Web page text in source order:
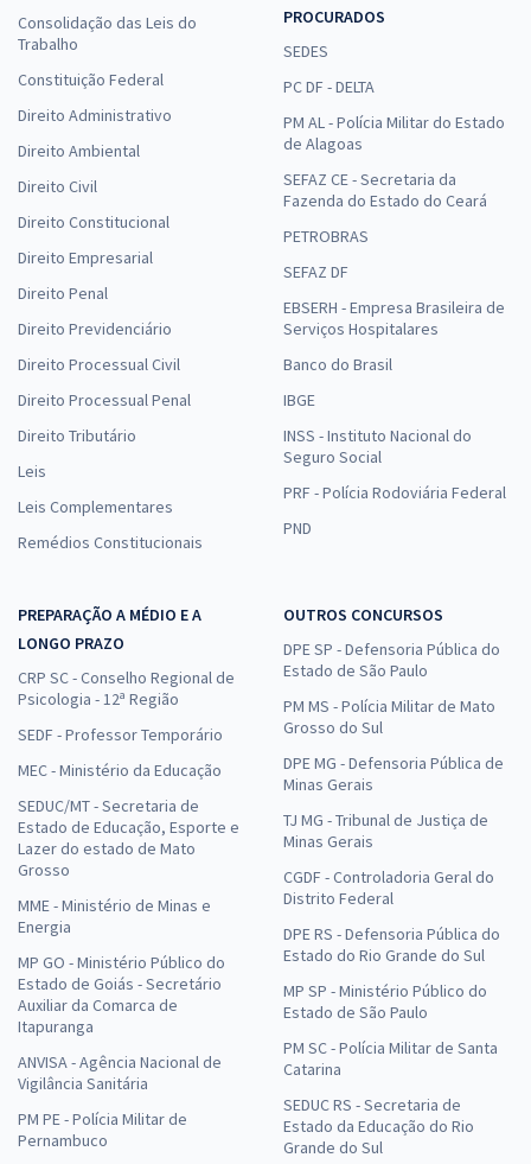
Consolidação das Leis do
Trabalho
Constituição Federal
Direito Administrativo
Direito Ambiental
Direito Civil
Direito Constitucional
Direito Empresarial
Direito Penal
Direito Previdenciário
Direito Processual Civil
Direito Processual Penal
Direito Tributário
Leis
Leis Complementares
Remédios Constitucionais
PROCURADOS
SEDES
PC DF - DELTA
PM AL - Polícia Militar do Estado
de Alagoas
SEFAZ CE - Secretaria da
Fazenda do Estado do Ceará
PETROBRAS
SEFAZ DF
EBSERH - Empresa Brasileira de
Serviços Hospitalares
Banco do Brasil
IBGE
INSS - Instituto Nacional do
Seguro Social
PRF - Polícia Rodoviária Federal
PND
PREPARAÇÃO A MÉDIO E A
LONGO PRAZO
CRP SC - Conselho Regional de
Psicologia - 12ª Região
SEDF - Professor Temporário
MEC - Ministério da Educação
SEDUC/MT - Secretaria de
Estado de Educação, Esporte e
Lazer do estado de Mato
Grosso
MME - Ministério de Minas e
Energia
MP GO - Ministério Público do
Estado de Goiás - Secretário
Auxiliar da Comarca de
Itapuranga
ANVISA - Agência Nacional de
Vigilância Sanitária
PM PE - Polícia Militar de
Pernambuco
OUTROS CONCURSOS
DPE SP - Defensoria Pública do
Estado de São Paulo
PM MS - Polícia Militar de Mato
Grosso do Sul
DPE MG - Defensoria Pública de
Minas Gerais
TJ MG - Tribunal de Justiça de
Minas Gerais
CGDF - Controladoria Geral do
Distrito Federal
DPE RS - Defensoria Pública do
Estado do Rio Grande do Sul
MP SP - Ministério Público do
Estado de São Paulo
PM SC - Polícia Militar de Santa
Catarina
SEDUC RS - Secretaria de
Estado da Educação do Rio
Grande do Sul